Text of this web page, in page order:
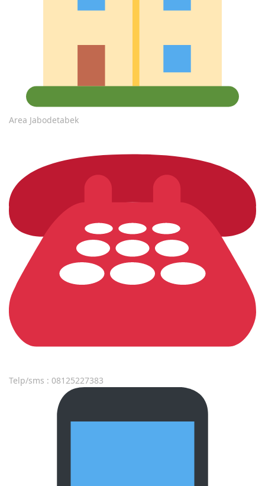
Area Jabodetabek
Telp/sms : 08125227383